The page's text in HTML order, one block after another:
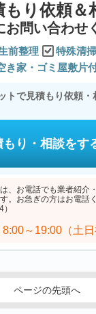
もり依頼＆
お問い合わせ
前整理 特殊清掃
き家・ゴミ屋敷片
トで見積もり依頼・
もり・相談をす
、お電話でも業者紹介
。お急ぎの方はお電話
8:00～19:00（土日
ページの先頭へ